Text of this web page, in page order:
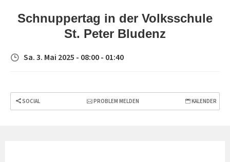
Schnuppertag in der Volksschule
St. Peter Bludenz
Sa. 3. Mai 2025 - 08:00 - 01:40
SOCIAL PROBLEM MELDEN KALENDER